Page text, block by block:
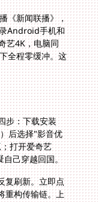
《新闻联播》，
Android手机和
艺4K，电脑同
全程零缓冲。这
步：下载安装
选择"影音优
；打开爱奇艺
自己穿越回国。
复刷新。立即点
重构传输链。上
问题，通过切换
游戏线路的检